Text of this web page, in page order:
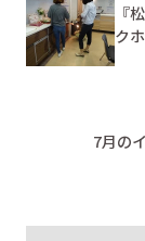
『
ク
7月の